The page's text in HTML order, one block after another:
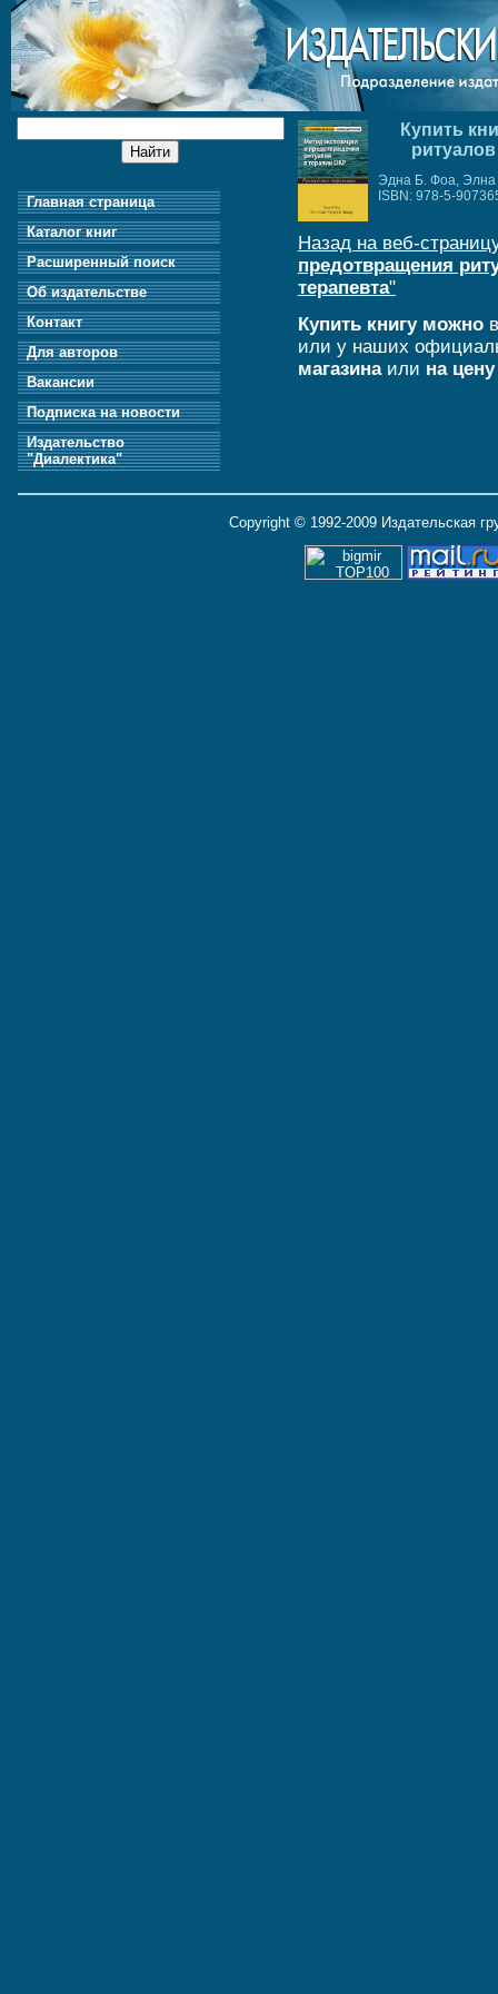
Главная страница
Каталог книг
Расширенный поиск
Об издательстве
Контакт
Для авторов
Вакансии
Подписка на новости
Издательство
"Диалектика"
Купить
Эдна Б. Фоа, Элна
ISBN: 978-5-
Назад на веб-
предотвращения
терапевта"
Купить книгу можнов
или у наших
магазинаили на
Copyright © 1992-2009 Издательская